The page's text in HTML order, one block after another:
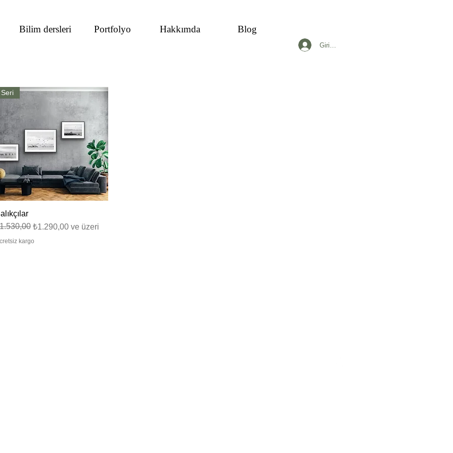
Bilim dersleri Portfolyo Hakkımda Blog
Giriş yap
Seri
Fiyat₺1.290,00ve üzeri
Fiyat
kargo